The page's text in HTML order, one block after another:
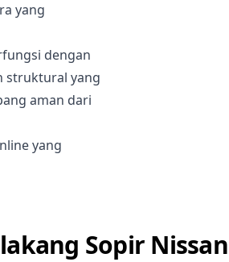
yang
dengan
struktural yang
aman dari
yang
Sopir